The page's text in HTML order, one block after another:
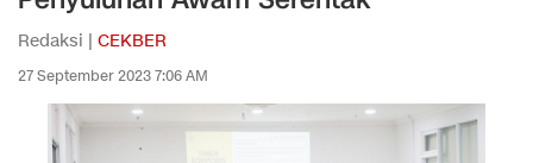
Redaksi | CEKBER
27 September 2023 7:06 AM